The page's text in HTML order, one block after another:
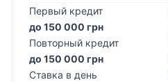
Первый кредит
до 150 000 грн
Повторный кредит
до 150 000 грн
Ставка в день